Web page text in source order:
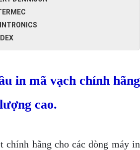
in mã vạch chính hãng
cao.
chính hãng cho các dòng máy in